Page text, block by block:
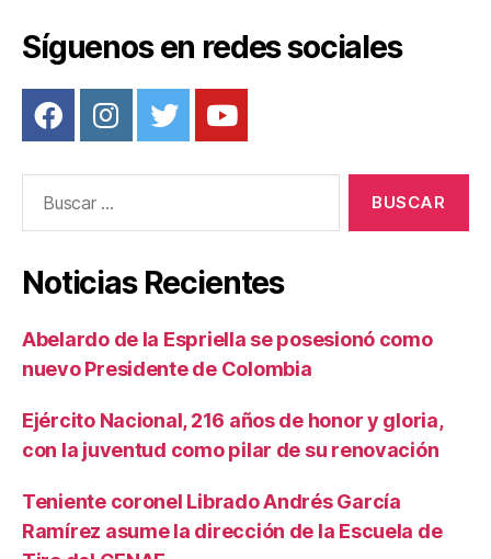
Síguenos en redes sociales
Noticias Recientes
Abelardo de la Espriella se posesionó como
nuevo Presidente de Colombia
Ejército Nacional, 216 años de honor y gloria,
con la juventud como pilar de su renovación
Teniente coronel Librado Andrés García
Ramírez asume la dirección de la Escuela de